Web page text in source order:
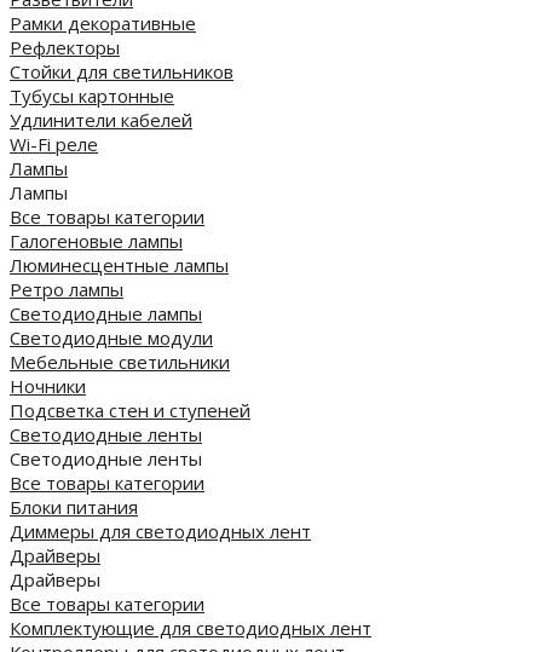
Рамки декоративные
Рефлекторы
Стойки для светильников
Тубусы картонные
Удлинители кабелей
Wi-Fi реле
Лампы
Лампы
Все товары категории
Галогеновые лампы
Люминесцентные лампы
Ретро лампы
Светодиодные лампы
Светодиодные модули
Мебельные светильники
Ночники
Подсветка стен и ступеней
Светодиодные ленты
Светодиодные ленты
Все товары категории
Блоки питания
Диммеры для светодиодных лент
Драйверы
Драйверы
Все товары категории
Комплектующие для светодиодных лент